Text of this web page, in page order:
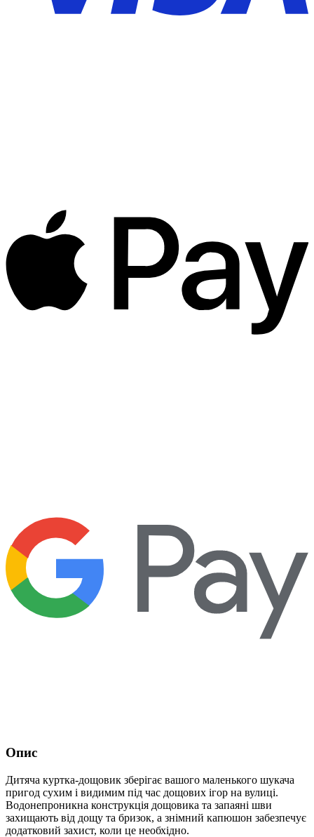
Опис
Дитяча куртка-дощовик зберігає вашого маленького шукача
пригод сухим і видимим під час дощових ігор на вулиці.
Водонепроникна конструкція дощовика та запаяні шви
захищають від дощу та бризок, а знімний капюшон забезпечує
додатковий захист, коли це необхідно.